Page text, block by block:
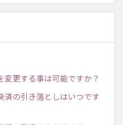
変更する事は可能ですか？
済の引き落としはいつです